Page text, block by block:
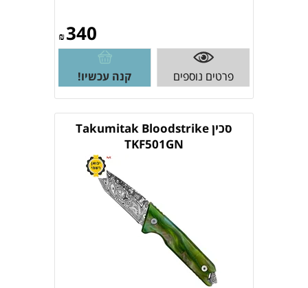
₪340
פרטים נוספים קנה עכשיו!
סכין Takumitak Bloodstrike
TKF501GN